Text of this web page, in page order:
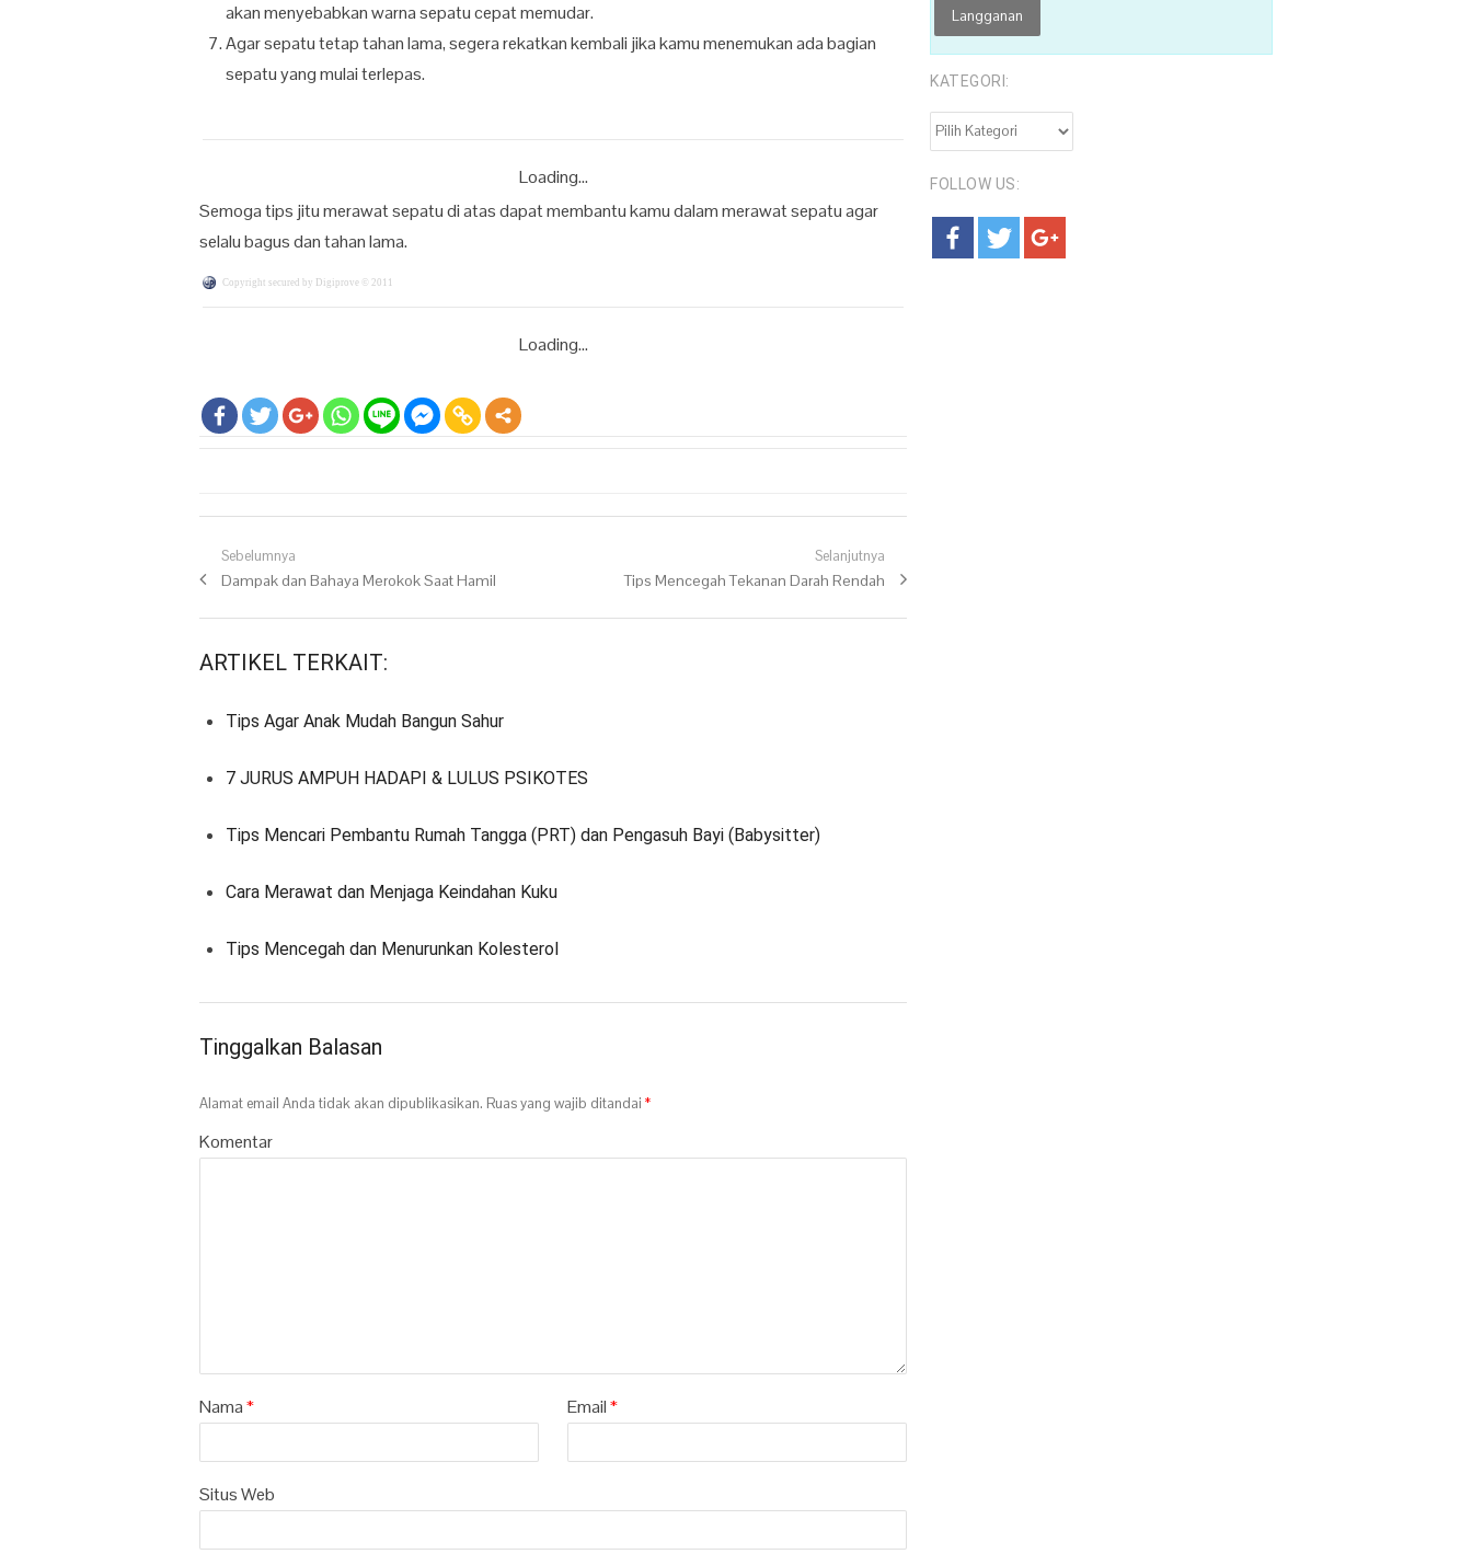
akan menyebabkan warna sepatu cepat memudar.
Agar sepatu tetap tahan lama, segera rekatkan kembali jika kamu menemukan ada bagian
sepatu yang mulai terlepas.
Loading...
Semoga tips jitu merawat sepatu di atas dapat membantu kamu dalam merawat sepatu agar
selalu bagus dan tahan lama.
Copyright secured by Digiprove © 2011
Loading...
Navigasi pos
Sebelumnya
Previous post:
Dampak dan Bahaya Merokok Saat Hamil
Selanjutnya
Next post:
Tips Mencegah Tekanan Darah Rendah
ARTIKEL TERKAIT:
Tips Agar Anak Mudah Bangun Sahur
7 JURUS AMPUH HADAPI & LULUS PSIKOTES
Tips Mencari Pembantu Rumah Tangga (PRT) dan Pengasuh Bayi (Babysitter)
Cara Merawat dan Menjaga Keindahan Kuku
Tips Mencegah dan Menurunkan Kolesterol
Tinggalkan Balasan
Alamat email Anda tidak akan dipublikasikan. Ruas yang wajib ditandai*
Komentar
Nama* Email*
Situs Web
KATEGORI:
KATEGORI:
FOLLOW US: